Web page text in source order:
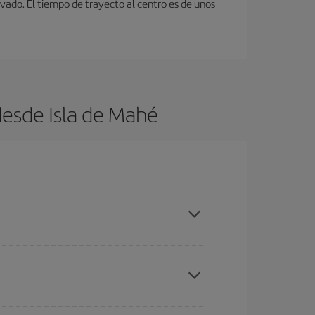
El tiempo de trayecto al centro es de unos
Isla de Mahé